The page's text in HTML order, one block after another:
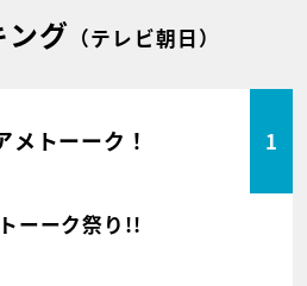
ング （テレビ朝日）
メトーーク！ 1
ーーク祭り!!